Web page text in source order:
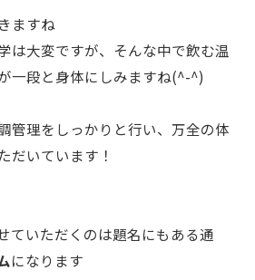
ますね
は大変ですが、そんな中で飲む温
一段と身体にしみますね(^-^)
管理をしっかりと行い、万全の体
だいています！
ていただくのは題名にもある通
になります